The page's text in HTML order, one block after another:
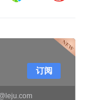
公司在再生
取得南
京东
内的独家经
美项目亦迎
订阅